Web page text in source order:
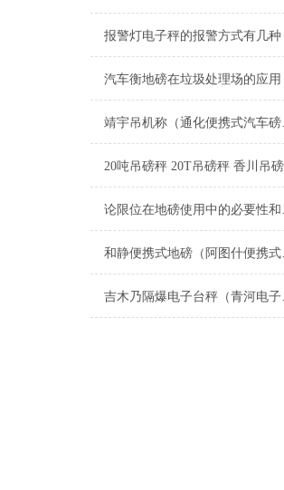
报警灯电子秤的报警方式有几种
汽车衡地磅在垃圾处理场的应用
靖宇吊
论限
和静便携
吉木乃